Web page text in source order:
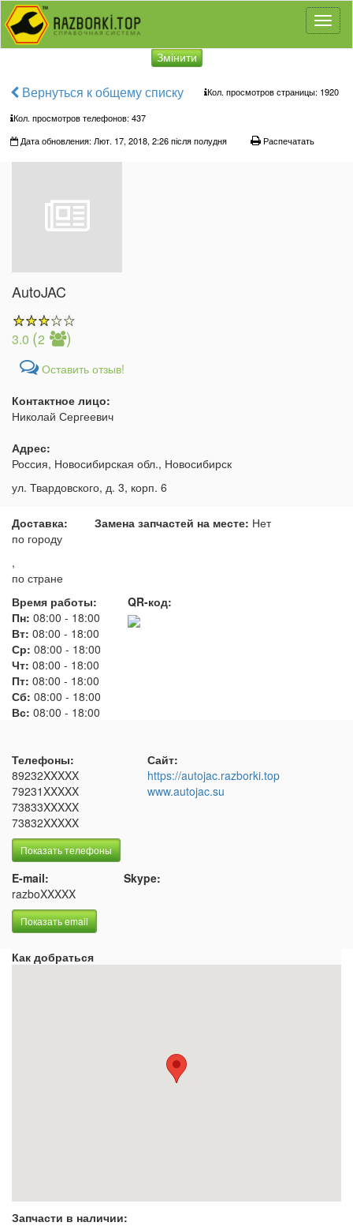
Змінити
Вернуться к общему списку Кол. просмотров страницы: 1920
Кол. просмотров телефонов: 437
Дата обновления: Лют. 17, 2018, 2:26 після полудня
Распечатать
AutoJAC
3.0 (2 )
Оставить отзыв!
Контактное лицо:
Николай Сергеевич
Адрес:
Россия, Новосибирская обл., Новосибирск
ул. Твардовского, д. 3, корп. 6
Доставка:
по городу
,
по стране
Замена запчастей на месте: Нет
Время работы:
Пн: 08:00 - 18:00
Вт: 08:00 - 18:00
Ср: 08:00 - 18:00
Чт: 08:00 - 18:00
Пт: 08:00 - 18:00
Сб: 08:00 - 18:00
Вс: 08:00 - 18:00
QR-код:
Телефоны:
89232XXXXX
79231XXXXX
73833XXXXX
73832XXXXX
Показать телефоны
Сайт:
https://autojac.razborki.top
www.autojac.su
E-mail:
razboXXXXX
Показать email
Skype:
Как добраться
Запчасти в наличии: